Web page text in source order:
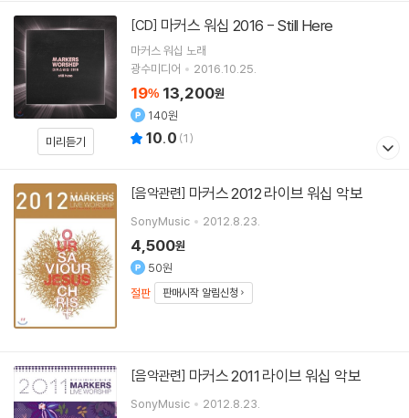
미리듣기
[CD] 마커스 워십 2016 - Still Here
마커스 워십 노래
광수미디어
2016.10.25.
19% 13,200원
140원
10.0 (1)
[음악관련] 마커스 2012 라이브 워십 악보
SonyMusic 2012.8.23.
4,500원
50원
절판
판매시작 알림신청
[음악관련] 마커스 2011 라이브 워십 악보
SonyMusic 2012.8.23.